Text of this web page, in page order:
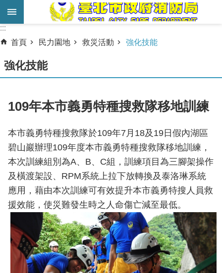
跳到主要內容區塊
進
搜
尋
業
務
務
機
關
簡
介
導
教
育
:::
:::
首頁
民力園地 救災活動 強化技能
強化技能
109年本市義勇特種搜救隊移地訓練
本市義勇特種搜救隊於109年7月18及19日假內湖區
碧山巖辦理109年度本市義勇特種搜救隊移地訓練，
本次訓練組別為A、B、C組，訓練項目為三腳架操作
及橫渡架設、RPM系統上拉下放轉換及泰洛琳系統
應用，藉由本次訓練可有效提升本市義勇特搜人員救
援效能，使災難發生時之人命傷亡減至最低。